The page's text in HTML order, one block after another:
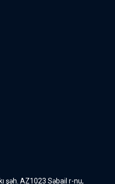
şəh. AZ1023 Səbail r-nu,